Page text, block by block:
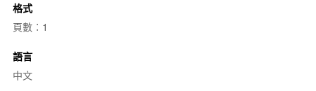
格式
頁數：1
語言
中文